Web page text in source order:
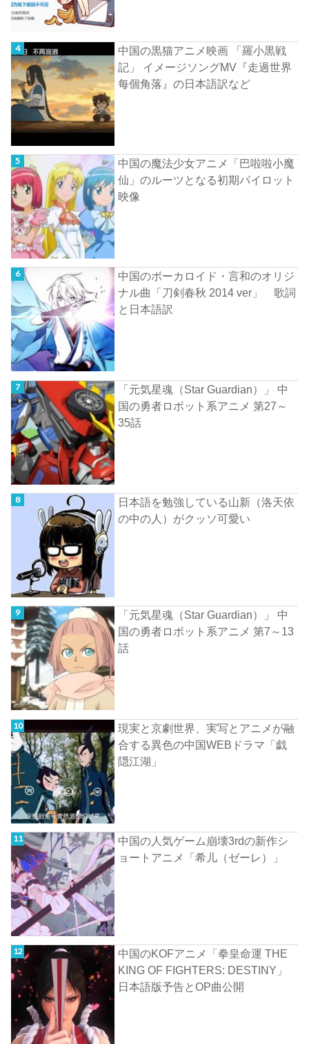
中国の黒猫アニメ映画 「羅小黒戦
記」 イメージソングMV『走過世界
每個角落』の日本語訳など
中国の魔法少女アニメ「巴啦啦小魔
仙」のルーツとなる初期パイロット
映像
中国のボーカロイド・言和のオリジ
ナル曲「刀剣春秋 2014 ver」 歌詞
と日本語訳
「元気星魂（Star Guardian）」 中
国の勇者ロボット系アニメ 第27～
35話
日本語を勉強している山新（洛天依
の中の人）がクッソ可愛い
「元気星魂（Star Guardian）」 中
国の勇者ロボット系アニメ 第7～13
話
現実と京劇世界、実写とアニメが融
合する異色の中国WEBドラマ「戯
隠江湖」
中国の人気ゲーム崩壊3rdの新作シ
ョートアニメ「希儿（ゼーレ）」
中国のKOFアニメ「拳皇命運 THE
KING OF FIGHTERS: DESTINY」
日本語版予告とOP曲公開